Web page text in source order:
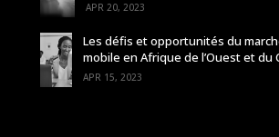
APR 20, 2023
Les défis et opportunités du
mobile en Afrique de l’Ouest et du
APR 15, 2023